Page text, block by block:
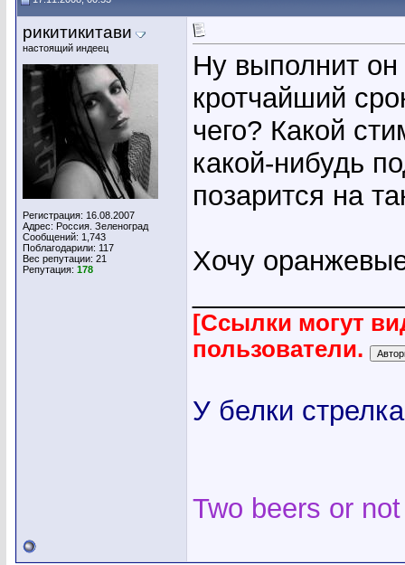
рикитикитави
настоящий индеец
Регистрация: 16.08.2007
Адрес: Россия. Зеленоград
Сообщений: 1,743
Поблагодарили: 117
Вес репутации: 21
Репутация: 178
Ну выполнит он
кротчайший
чего? Какой
какой-нибудь
позарится на
Хочу
[Ссылки могут
пользователи.
У белки
Two beers or